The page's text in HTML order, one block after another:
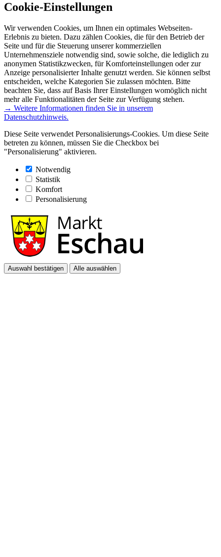
Cookie-Einstellungen
Wir verwenden Cookies, um Ihnen ein optimales Webseiten-
Erlebnis zu bieten. Dazu zählen Cookies, die für den Betrieb der
Seite und für die Steuerung unserer kommerziellen
Unternehmensziele notwendig sind, sowie solche, die lediglich zu
anonymen Statistikzwecken, für Komforteinstellungen oder zur
Anzeige personalisierter Inhalte genutzt werden. Sie können selbst
entscheiden, welche Kategorien Sie zulassen möchten. Bitte
beachten Sie, dass auf Basis Ihrer Einstellungen womöglich nicht
mehr alle Funktionalitäten der Seite zur Verfügung stehen.
→ Weitere Informationen finden Sie in unserem
Datenschutzhinweis.
Diese Seite verwendet Personalisierungs-Cookies. Um diese Seite
betreten zu können, müssen Sie die Checkbox bei
"Personalisierung" aktivieren.
Notwendig
Statistik
Komfort
Personalisierung
Auswahl bestätigen Alle auswählen